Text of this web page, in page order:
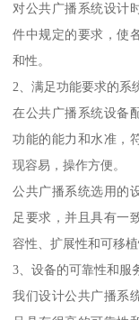
对公共广播系统设计
件中规定的要求，使
和性。
2、满足功能要求的系
在公共广播系统设备
功能的能力和水准，
现容易，操作方便。
公共广播系统选用的
足要求，并且具有一
容性、扩展性和可移植
3、设备的可靠性和服
我们设计公共广播系